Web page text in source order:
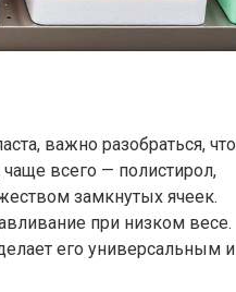
важно разобраться, что
всего — полистирол,
замкнутых ячеек.
при низком весе.
его универсальным и